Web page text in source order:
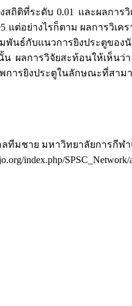
ถิติที่ระดับ 0.01 และผลก
ต่อย่างไรก็ตาม ผลการวิ
นธ์กับแนวการยิงประตูขอ
ผลการวิจัยสะท้อนให้เห็น
รยิงประตูในลักษณะที่สาม
ทีมชาย มหาวิทยาลัยการกีฬ
index.php/SPSC_Network/